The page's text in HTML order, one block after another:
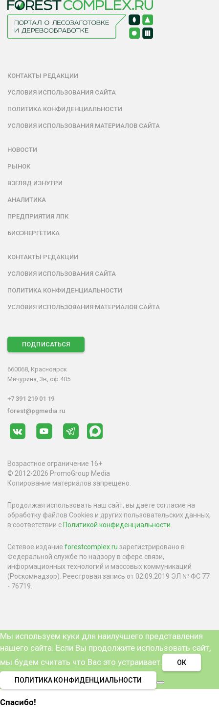
КОНТАКТЫ РЕДАКЦИИ
УСЛОВИЯ ИСПОЛЬЗОВАНИЯ САЙТА
ПОЛИТИКА КОНФИДЕНЦИАЛЬНОСТИ
УСЛОВИЯ ИСПОЛЬЗОВАНИЯ МАТЕРИАЛОВ САЙТА
НОВОСТИ
РЫНОК
ВЗГЛЯД ИЗНУТРИ
АНАЛИТИКА
ПРЕДПРИЯТИЯ ЛПК
БИОЭНЕРГЕТИКА
КОНТАКТЫ РЕДАКЦИИ
УСЛОВИЯ ИСПОЛЬЗОВАНИЯ САЙТА
ПОЛИТИКА КОНФИДЕНЦИАЛЬНОСТИ
УСЛОВИЯ ИСПОЛЬЗОВАНИЯ МАТЕРИАЛОВ САЙТА
ПОДПИСАТЬСЯ
660068, Красноярск
Мичурина, 3в, оф.405
+7 391 219 01 19
forest@pgmedia.ru
Возрастное ограничение 16+
© 2012-2026 PromoGroup Media
Копирование материалов запрещено.
Продолжая использовать наш сайт, вы даете согласие на
обработку файлов Cookies и других пользовательских данных,
в соответствии с Политикой конфиденциальности.
Сетевое издание forestcomplex.ru зарегистрировано в
Федеральной службе по надзору в сфере связи,
информационных технологий и массовых коммуникаций
(Роскомнадзор). Реестровая запись от 02.09.2019 ЭЛ № ФС 77
- 76719.
Мы используем куки для наилучшего представления
нашего сайта. Если Вы продолжите использовать сайт,
мы будем считать что Вас это устраивает.
ОК
ПОЛИТИКА КОНФИДЕНЦИАЛЬНОСТИ
Спасибо!